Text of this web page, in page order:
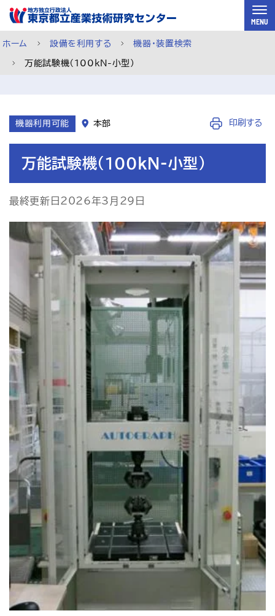
スキップして本文へ
MENU
チャットで相談 ご利用案内 メルマガ登録
お問い合わせ
プレスリリース English
ホーム 設備を利用する 機器・装置検索
万能試験機（100kN-小型）
機器利用可能 本部 印刷する
万能試験機（100kN-小型）
最終更新日2026年3月29日
機器利用ページ